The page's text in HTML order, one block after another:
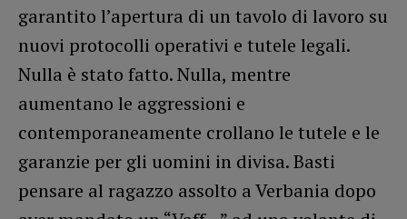
garantito l’apertura di un tavolo di lavoro su
nuovi protocolli operativi e tutele legali.
Nulla è stato fatto. Nulla, mentre
aumentano le aggressioni e
contemporaneamente crollano le tutele e le
garanzie per gli uomini in divisa. Basti
pensare al ragazzo assolto a Verbania dopo